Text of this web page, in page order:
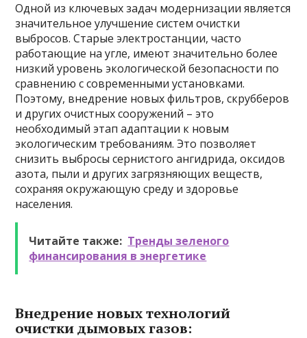
Одной из ключевых задач модернизации является
значительное улучшение систем очистки
выбросов. Старые электростанции, часто
работающие на угле, имеют значительно более
низкий уровень экологической безопасности по
сравнению с современными установками.
Поэтому, внедрение новых фильтров, скрубберов
и других очистных сооружений – это
необходимый этап адаптации к новым
экологическим требованиям. Это позволяет
снизить выбросы сернистого ангидрида, оксидов
азота, пыли и других загрязняющих веществ,
сохраняя окружающую среду и здоровье
населения.
Читайте также: Тренды зеленого
финансирования в энергетике
Внедрение новых технологий
очистки дымовых газов: